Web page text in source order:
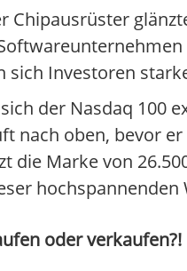
Chipausrüster
sich Investoren
der Nasdaq 100
nach oben, bevor
die Marke von
hochspannenden
oder